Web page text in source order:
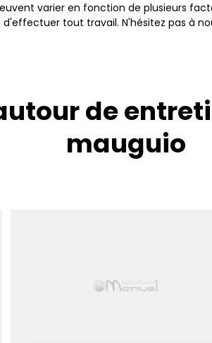
varier en fonction de plusieurs
tout travail. N'hésitez pas à
de
mauguio